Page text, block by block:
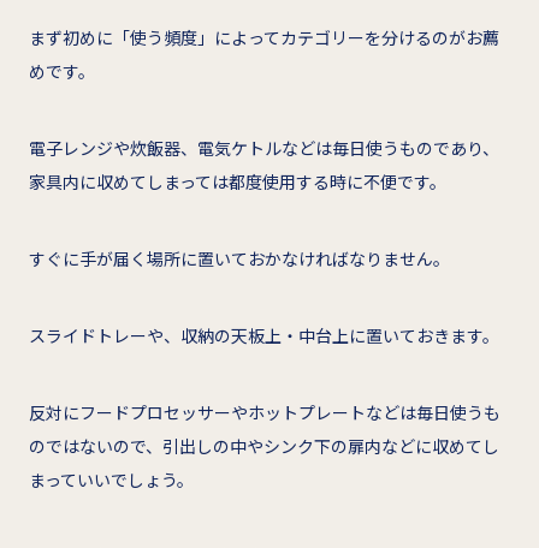
まず初めに「使う頻度」によってカテゴリーを分けるのがお薦
めです。
電子レンジや炊飯器、電気ケトルなどは毎日使うものであり、
家具内に収めてしまっては都度使用する時に不便です。
すぐに手が届く場所に置いておかなければなりません。
スライドトレーや、収納の天板上・中台上に置いておきます。
反対にフードプロセッサーやホットプレートなどは毎日使うも
のではないので、引出しの中やシンク下の扉内などに収めてし
まっていいでしょう。